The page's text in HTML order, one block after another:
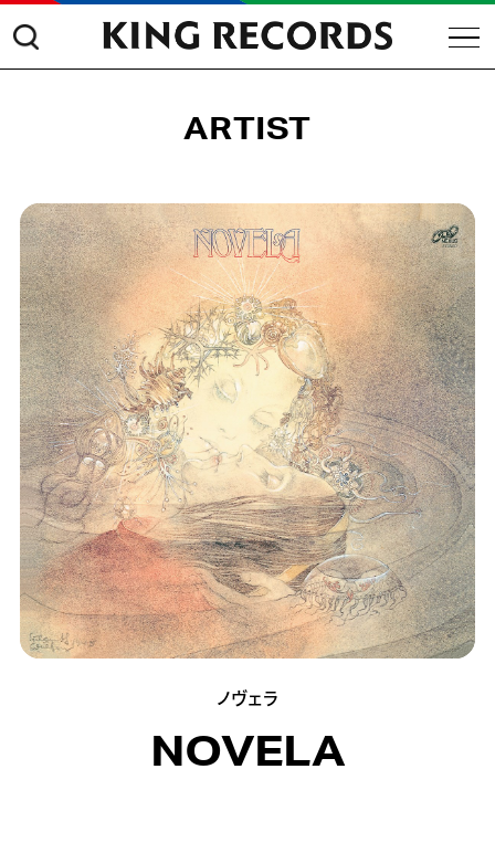
ARTIST
ノヴェラ
NOVELA